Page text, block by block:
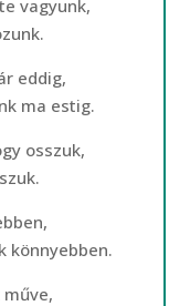
vagyunk,
eddig,
ma estig.
osszuk,
könnyebben.